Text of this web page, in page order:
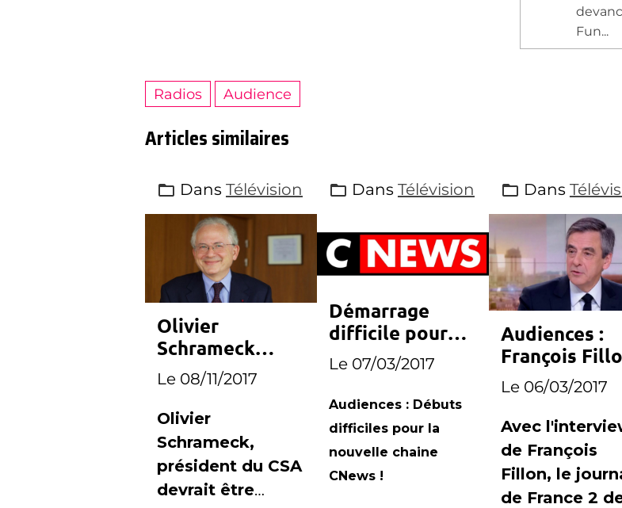
Fun...
Radios Audience
Articles similaires
Dans Télévision
Olivier
Schrameck
nommé
président du
RIRM
Le 08/11/2017
Olivier
Schrameck,
président du CSA
devrait être
Dans Télévision
Démarrage
difficile pour
CNews
Le 07/03/2017
Audiences : Débuts
difficiles pour la
nouvelle chaine
CNews !
Dans
Audiences :
François
offre le record
au journal de
France 2
Le 06/03/2017
Avec
de François
Fillon, le
de France 2